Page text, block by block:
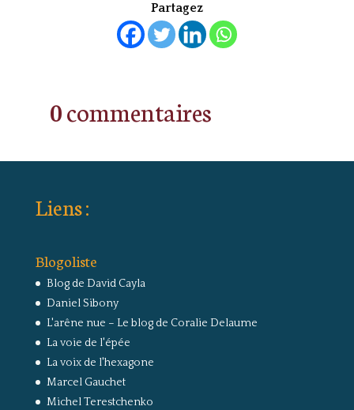
Partagez
0 commentaires
Liens :
Blogoliste
Blog de David Cayla
Daniel Sibony
L'arêne nue – Le blog de Coralie Delaume
La voie de l'épée
La voix de l'hexagone
Marcel Gauchet
Michel Terestchenko